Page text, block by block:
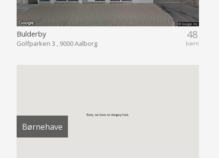
48
børn
Bulderby
Golfparken 3 , 9000 Aalborg
Børnehave